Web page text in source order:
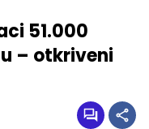
51.000
– otkriveni